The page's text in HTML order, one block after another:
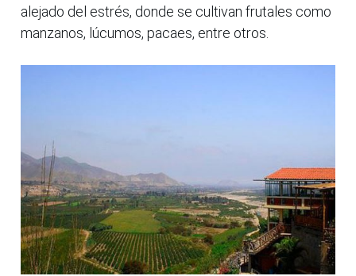
alejado del estrés, donde se cultivan frutales como
manzanos, lúcumos, pacaes, entre otros.